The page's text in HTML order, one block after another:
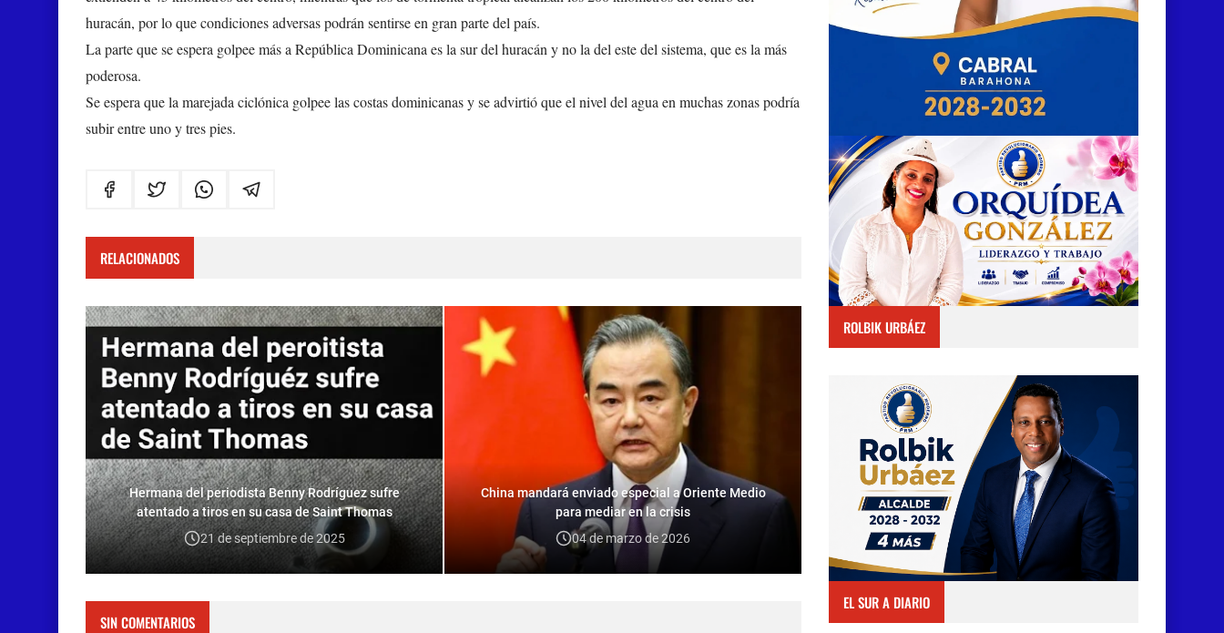
huracán, por lo que condiciones adversas podrán sentirse en gran parte del país.
La parte que se espera golpee más a República Dominicana es la sur del huracán y no la del este del sistema, que es la más
poderosa.
Se espera que la marejada ciclónica golpee las costas dominicanas y se advirtió que el nivel del agua en muchas zonas podría
subir entre uno y tres pies.
RELACIONADOS
Hermana del periodista Benny Rodríguez sufre
atentado a tiros en su casa de Saint Thomas
21 de septiembre de 2025
China mandará enviado especial a Oriente Medio
para mediar en la crisis
04 de marzo de 2026
SIN COMENTARIOS
ROLBIK URBÁEZ
EL SUR A DIARIO